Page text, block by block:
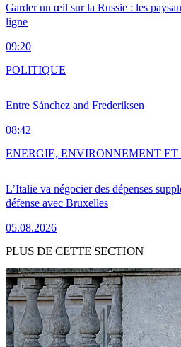
Garder un œil sur la Russie : les
ligne
09:20
Entre Sánchez and Frederiksen
08:42
POLITIQUE
L’Italie va négocier des dépenses
défense avec Bruxelles
05.08.2026
ENERGIE, ENVIRONNEMENT ET
PLUS DE CETTE SECTION